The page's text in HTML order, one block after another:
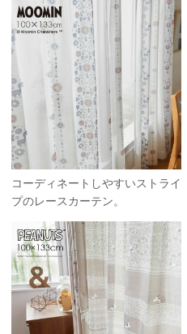
コーディネートしやすいストライ
プのレースカーテン。